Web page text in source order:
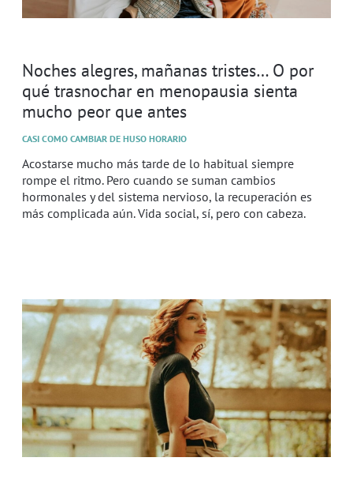
Noches alegres, mañanas tristes… O por
qué trasnochar en menopausia sienta
mucho peor que antes
CASI COMO CAMBIAR DE HUSO HORARIO
Acostarse mucho más tarde de lo habitual siempre
rompe el ritmo. Pero cuando se suman cambios
hormonales y del sistema nervioso, la recuperación es
más complicada aún. Vida social, sí, pero con cabeza.